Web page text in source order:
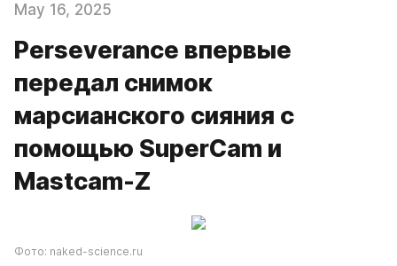
May 16, 2025
Perseverance впервые
передал снимок
марсианского сияния с
помощью SuperCam и
Mastcam-Z
Фото: naked-science.ru